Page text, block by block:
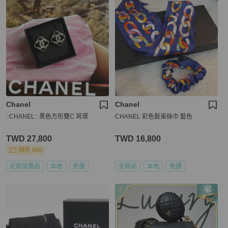
Chanel
::CHANEL:: 黑色方形雙C 耳環
TWD 27,800
現折 800
近新閒置品 本地 免運
Chanel
CHANEL 彩色髮束絲巾 藍色
TWD 16,800
全新品 本地 免運